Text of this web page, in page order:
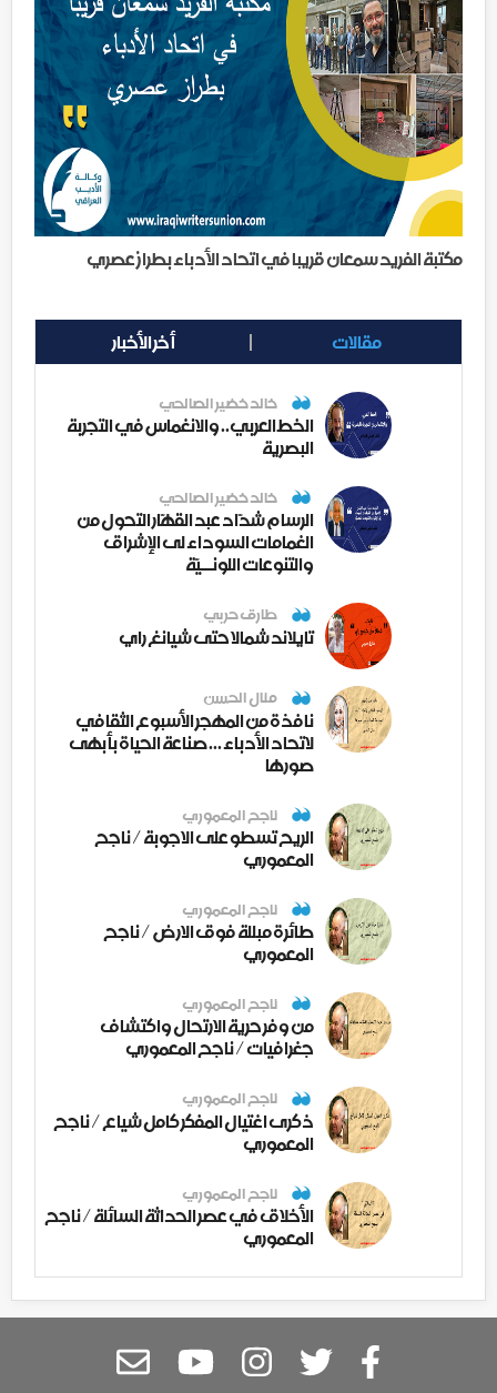
مكتبة الفريد سمعان قريبا في اتحاد الأدباء بطراز عصري
مقالات أخر الأخبار
خالد خضير الصالحي
الخط العربي.. والانغماس في التجربة
البصرية
خالد خضير الصالحي
الرسام شدّاد عبد القهّار التحول من
الغمامات السوداء لى الإشراق
والتنوعات اللونــيّة
طارق حربي
تايلاند شمالا حتى شيانغ راي
منال الحسن
نافذة من المهجر الأسبوع الثقافي
لاتحاد الأدباء ... صناعة الحياة بأبهى
صورها
ناجح المعموري
الريح تسطو على الاجوبة / ناجح
المعموري
ناجح المعموري
طائرة مبللة فوق الارض / ناجح
المعموري
ناجح المعموري
من وفر حرية الارتحال واكتشاف
جغرافيات / ناجح المعموري
ناجح المعموري
ذكرى اغتيال المفكر كامل شياع / ناجح
المعموري
ناجح المعموري
الأخلاق في عصر الحداثة السائلة / ناجح
المعموري